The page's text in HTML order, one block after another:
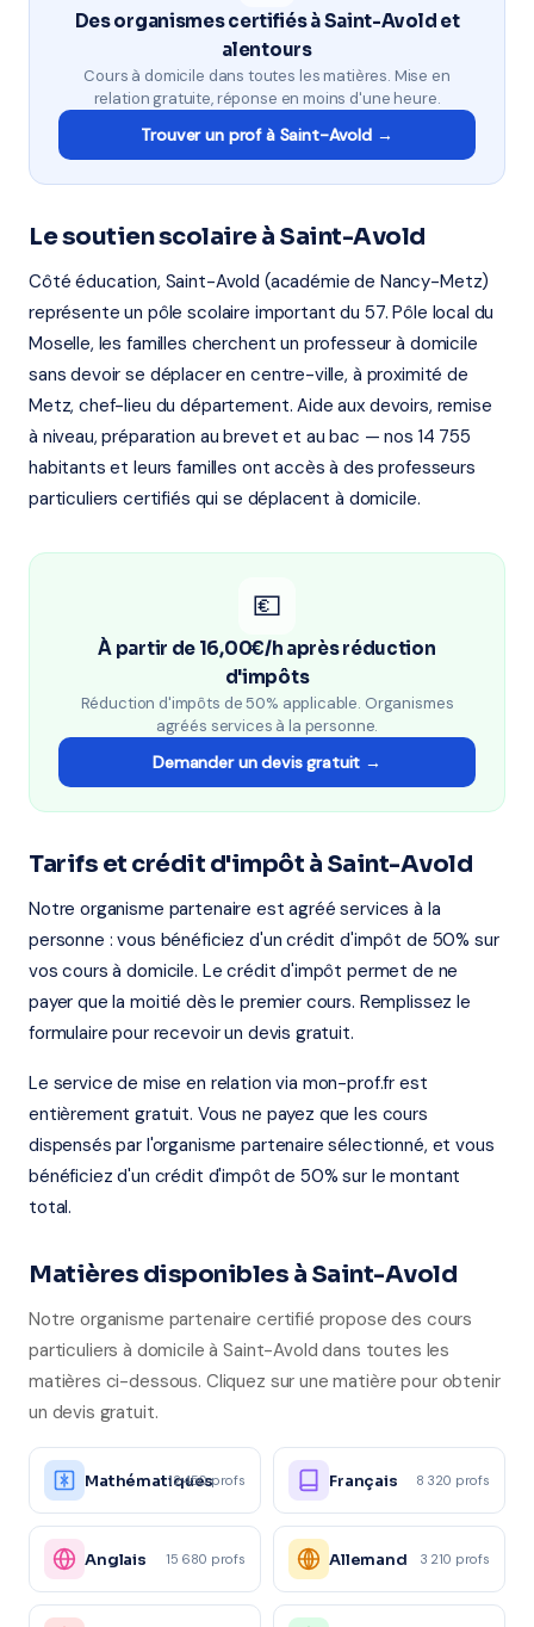
Des organismes certifiés à Saint-Avold et
alentours
Cours à domicile dans toutes les matières. Mise en
relation gratuite, réponse en moins d'une heure.
Trouver un prof à Saint-Avold →
Le soutien scolaire à Saint-Avold
Côté éducation, Saint-Avold (académie de Nancy-Metz)
représente un pôle scolaire important du 57. Pôle local du
Moselle, les familles cherchent un professeur à domicile
sans devoir se déplacer en centre-ville, à proximité de
Metz, chef-lieu du département. Aide aux devoirs, remise
à niveau, préparation au brevet et au bac — nos 14 755
habitants et leurs familles ont accès à des professeurs
particuliers certifiés qui se déplacent à domicile.
💶
À partir de 16,00€/h après réduction
d'impôts
Réduction d'impôts de 50% applicable. Organismes
agréés services à la personne.
Demander un devis gratuit →
Tarifs et crédit d'impôt à Saint-Avold
Notre organisme partenaire est agréé services à la
personne : vous bénéficiez d'un crédit d'impôt de 50% sur
vos cours à domicile. Le crédit d'impôt permet de ne
payer que la moitié dès le premier cours. Remplissez le
formulaire pour recevoir un devis gratuit.
Le service de mise en relation via mon-prof.fr est
entièrement gratuit. Vous ne payez que les cours
dispensés par l'organisme partenaire sélectionné, et vous
bénéficiez d'un crédit d'impôt de 50% sur le montant
total.
Matières disponibles à Saint-Avold
Notre organisme partenaire certifié propose des cours
particuliers à domicile à Saint-Avold dans toutes les
matières ci-dessous. Cliquez sur une matière pour obtenir
un devis gratuit.
Mathématiques
12 450 profs Français 8 320 profs
Anglais 15 680 profs Allemand 3 210 profs